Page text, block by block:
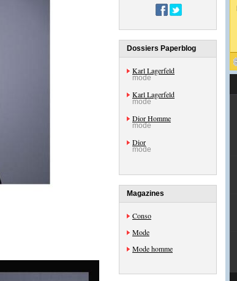
Dossiers Paperblog
Karl Lagerfeld
mode
Karl Lagerfeld
mode
Dior Homme
mode
Dior
mode
Magazines
Conso
Mode
Mode homme